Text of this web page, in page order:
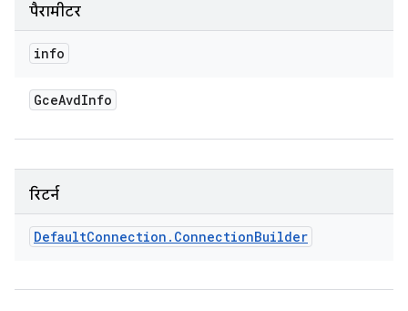
पैरामीटर
info
GceAvdInfo
रिटर्न
DefaultConnection . ConnectionBuilder